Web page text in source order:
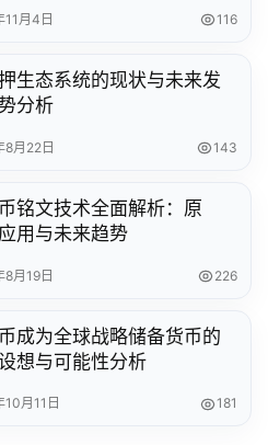
月4日 116
生态系统的现状与未来发
分析
8月22日 143
铭文技术全面解析：原
用与未来趋势
8月19日 226
成为全球战略储备货币的
想与可能性分析
月11日 181